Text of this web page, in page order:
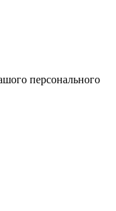
персонального